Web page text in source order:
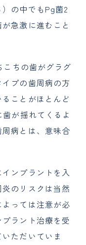
の中でもPg菌2
急激に進むこと
こちの歯がグラグ
プの歯周病の方
ことがほとんど
が揺れてくるよ
病とは、意味合
ンプラントを入
のリスクは当然
っては注意が必
ラント治療を受
ただいていま